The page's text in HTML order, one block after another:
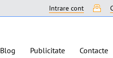
Intrare cont
Blog Publicitate Contacte